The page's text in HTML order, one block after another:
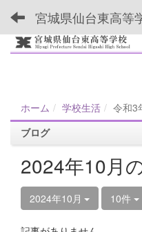
宮城県仙台東高等
ホーム 学校生活
令和3
ブログ
2024年10月
2024年10月 10件